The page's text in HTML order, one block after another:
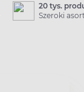
20 tys.
Szeroki